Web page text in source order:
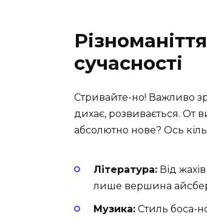
сучасності
Стривайте-но! Важливо
дихає, розвивається. От
абсолютно нове? Ось
Література: Від
лише вершина
Музика: Стиль боса-